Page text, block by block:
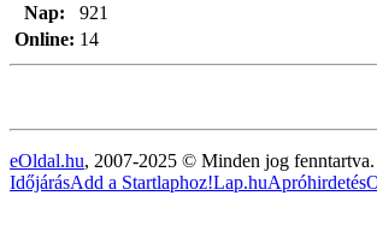
Online: 14
Nap:
921
eOldal.hu, 2007-2025 © Minden jog fenntartva.
IdőjárásAdd a Startlaphoz!Lap.huApróhirdetés